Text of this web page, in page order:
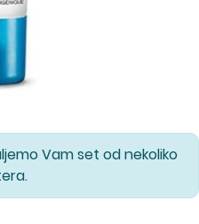
Vam set od nekoliko